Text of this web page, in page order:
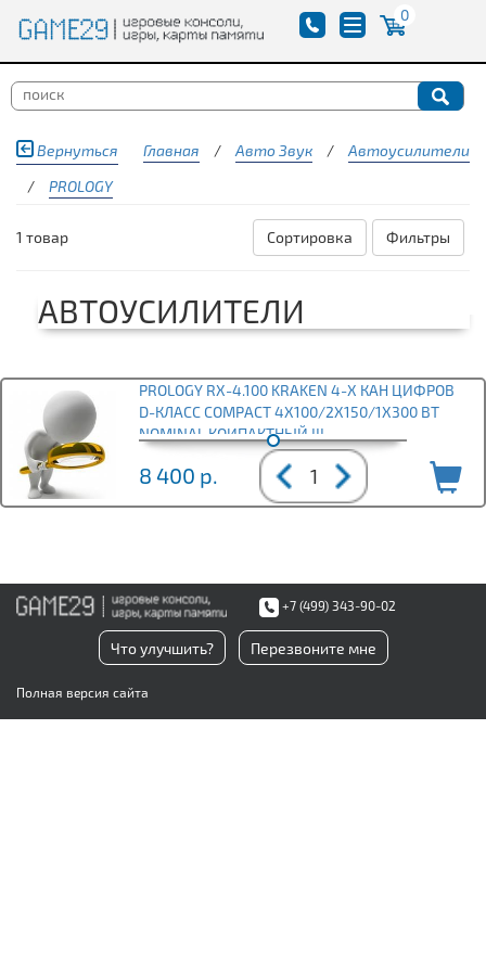
0
Вернуться Главная / Авто Звук /
Автоусилители
/
PROLOGY
1 товар Фильтры
Сортировка
АВТОУСИЛИТЕЛИ
PROLOGY RX-4.100 KRAKEN 4-Х КАН ЦИФРОВ
D-КЛАСС COMPACT 4X100/2X150/1X300 ВТ
NOMINAL КОИПАКТНЫЙ !!!
8 400 р.
+7 (499) 343-90-02
Что улучшить? Перезвоните мне
Полная версия сайта